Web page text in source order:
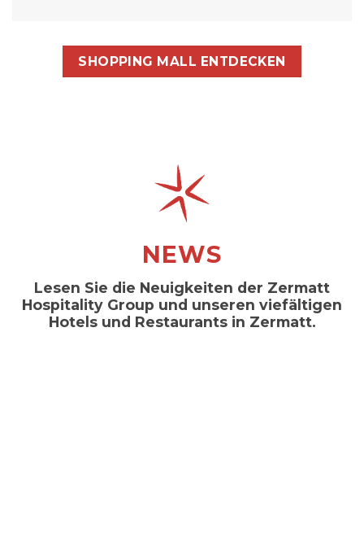
SHOPPING MALL ENTDECKEN
NEWS
Lesen Sie die Neuigkeiten der Zermatt
Hospitality Group und unseren viefältigen
Hotels und Restaurants in Zermatt.